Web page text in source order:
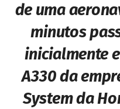
de uma
minutos
inicialmente
A330 da
System da